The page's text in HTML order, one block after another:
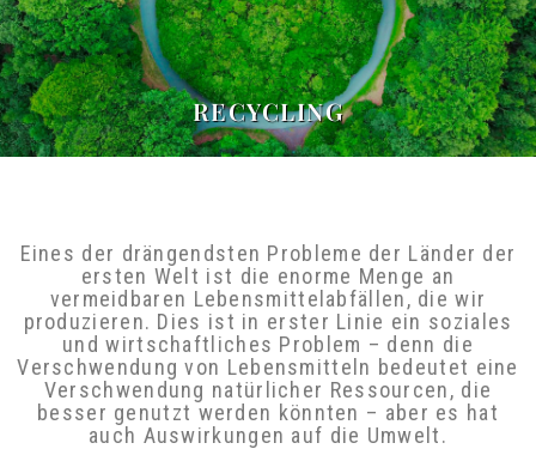
RECYCLING
Eines der drängendsten Probleme der Länder
der ersten Welt ist die enorme Menge an
vermeidbaren Lebensmittelabfällen, die wir
produzieren. Dies ist in erster Linie ein soziales
und wirtschaftliches Problem – denn die
Verschwendung von Lebensmitteln bedeutet
eine Verschwendung natürlicher Ressourcen,
die besser genutzt werden könnten – aber es
hat auch Auswirkungen auf die Umwelt.